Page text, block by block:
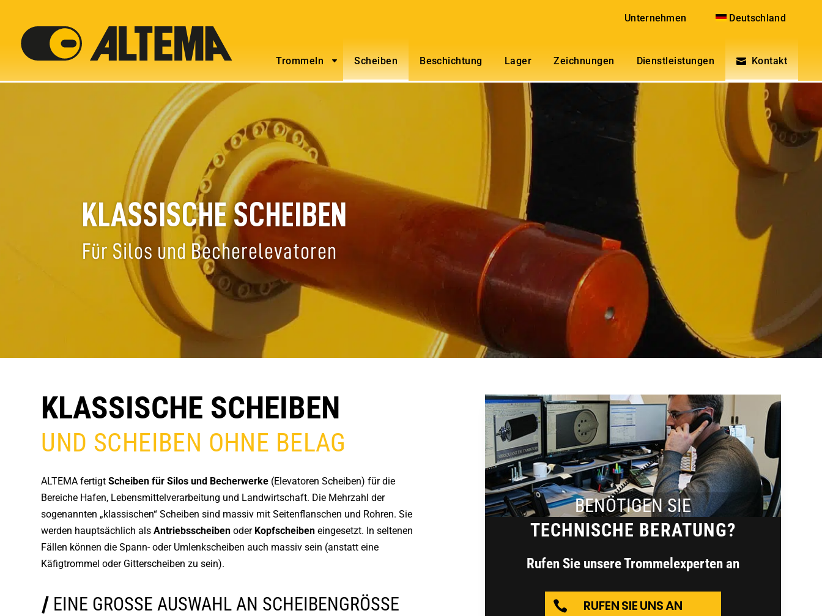
Unternehmen Deutschland
Trommeln Scheiben Beschichtung Lager Zeichnungen Dienstleistungen Kontakt
KLASSISCHE SCHEIBEN
Für Silos und Becherelevatoren
KLASSISCHE SCHEIBEN
UND SCHEIBEN OHNE BELAG
ALTEMA fertigtScheiben für Silos und Becherwerke (Elevatoren Scheiben) für die
Bereiche Hafen, Lebensmittelverarbeitung und Landwirtschaft. Die Mehrzahl der
sogenannten „klassischen“ Scheiben sind massiv mit Seitenflanschen und Rohren. Sie
werden hauptsächlich alsAntriebsscheiben oder Kopfscheiben eingesetzt. In seltenen
Fällen können die Spann- oder Umlenkscheiben auch massiv sein (anstatt eine
Käfigtrommel oder Gitterscheiben zu sein).
EINE GROSSE AUSWAHL AN SCHEIBENGRÖSSE
BENÖTIGEN SIE
TECHNISCHE BERATUNG?
Rufen Sie unsere Trommelexperten an
RUFEN SIE UNS AN